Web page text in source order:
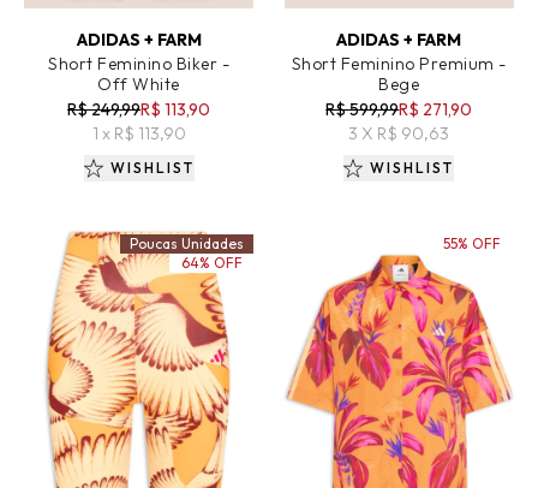
ADICIONAR AO CARRINHO
ADIDAS + FARM
Short Feminino Biker -
Off White
R$ 249,99R$ 113,90
1 x R$ 113,90
WISHLIST
ADICIONAR AO CARRINHO
ADIDAS + FARM
Short Feminino Premium -
Bege
R$ 599,99R$ 271,90
3 X R$ 90,63
WISHLIST
Poucas Unidades
64% OFF
55% OFF